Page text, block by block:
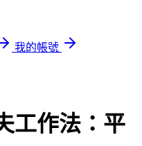
我的帳號
工作法：平